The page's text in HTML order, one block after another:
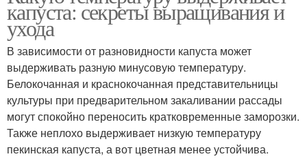
капуста: секреты выращивания и
ухода
В зависимости от разновидности капуста может
выдерживать разную минусовую температуру.
Белокочанная и краснокочанная представительницы
культуры при предварительном закаливании рассады
могут спокойно переносить кратковременные заморозки.
Также неплохо выдерживает низкую температуру
пекинская капуста, а вот цветная менее устойчива.